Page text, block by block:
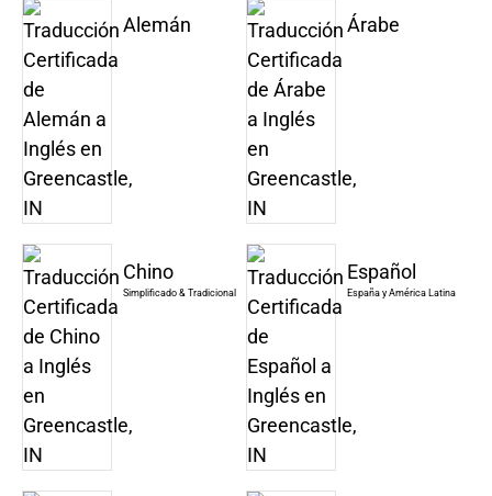
Alemán Árabe
Chino
Simplificado & Tradicional
Español
España y América Latina